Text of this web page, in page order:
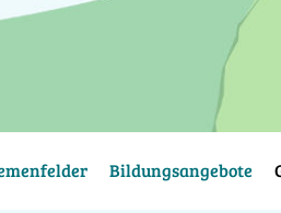
Bildungsangebote